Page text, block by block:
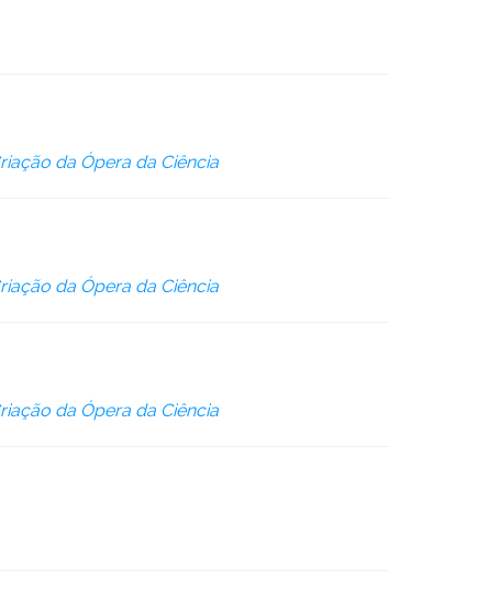
da Ópera da Ciência
da Ópera da Ciência
da Ópera da Ciência